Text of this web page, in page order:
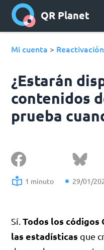
QR Planet
Mi cuenta > Reactivación
¿Estarán
contenidos
prueba
1 minuto 29/01/
Sí.Todos los códigos
las estadísticas que